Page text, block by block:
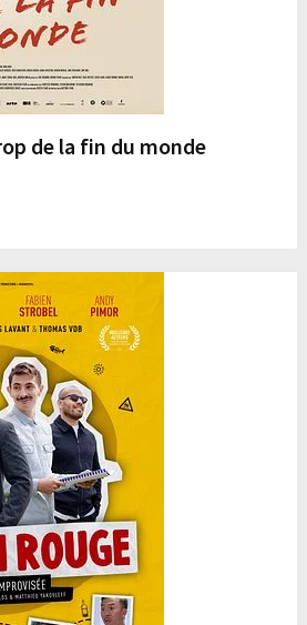
de la fin du monde